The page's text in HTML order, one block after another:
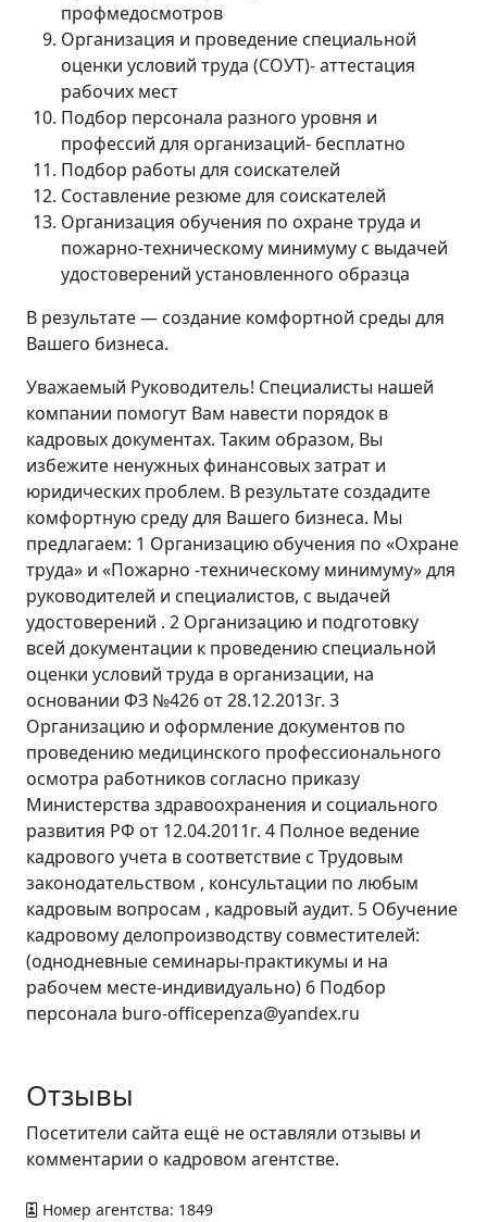
профмедосмотров
Организация и проведение специальной
оценки условий труда (СОУТ)- аттестация
рабочих мест
Подбор персонала разного уровня и
профессий для организаций- бесплатно
Подбор работы для соискателей
Составление резюме для соискателей
Организация обучения по охране труда и
пожарно-техническому минимуму с выдачей
удостоверений установленного образца
В результате — создание комфортной среды для
Вашего бизнеса.
Уважаемый Руководитель! Специалисты нашей
компании помогут Вам навести порядок в
кадровых документах. Таким образом, Вы
избежите ненужных финансовых затрат и
юридических проблем. В результате создадите
комфортную среду для Вашего бизнеса. Мы
предлагаем: 1 Организацию обучения по «Охране
труда» и «Пожарно -техническому минимуму» для
руководителей и специалистов, с выдачей
удостоверений . 2 Организацию и подготовку
всей документации к проведению специальной
оценки условий труда в организации, на
основании ФЗ №426 от 28.12.2013г. 3
Организацию и оформление документов по
проведению медицинского профессионального
осмотра работников согласно приказу
Министерства здравоохранения и социального
развития РФ от 12.04.2011г. 4 Полное ведение
кадрового учета в соответствие с Трудовым
законодательством , консультации по любым
кадровым вопросам , кадровый аудит. 5 Обучение
кадровому делопроизводству совместителей:
(однодневные семинары-практикумы и на
рабочем месте-индивидуально) 6 Подбор
персонала buro-officepenza@yandex.ru
Отзывы
Посетители сайта ещё не оставляли отзывы и
комментарии о кадровом агентстве.
Номер агентства: 1849